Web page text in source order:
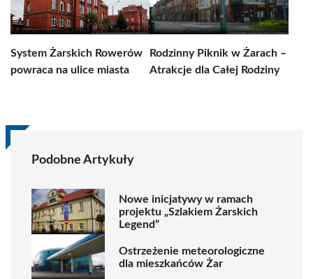
System Żarskich Rowerów
powraca na ulice miasta
Rodzinny Piknik w Żarach –
Atrakcje dla Całej Rodziny
Podobne Artykuły
Nowe inicjatywy w ramach
projektu „Szlakiem Żarskich
Legend”
Ostrzeżenie meteorologiczne
dla mieszkańców Żar